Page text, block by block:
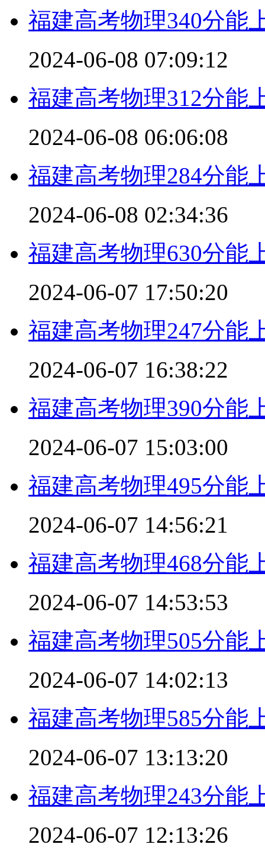
福建高考物理340分能
2024-06-08 07:09:12
福建高考物理312分能
2024-06-08 06:06:08
福建高考物理284分能
2024-06-08 02:34:36
福建高考物理630分能
2024-06-07 17:50:20
福建高考物理247分能
2024-06-07 16:38:22
福建高考物理390分能
2024-06-07 15:03:00
福建高考物理495分能
2024-06-07 14:56:21
福建高考物理468分能
2024-06-07 14:53:53
福建高考物理505分能
2024-06-07 14:02:13
福建高考物理585分能
2024-06-07 13:13:20
福建高考物理243分能
2024-06-07 12:13:26